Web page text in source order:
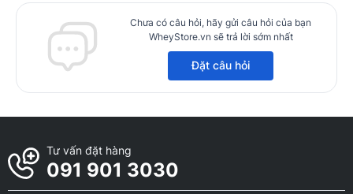
Chưa có câu hỏi, hãy gửi câu hỏi của bạn
WheyStore.vn sẽ trả lời sớm nhất
Đặt câu hỏi
Tư vấn đặt hàng
091 901 3030